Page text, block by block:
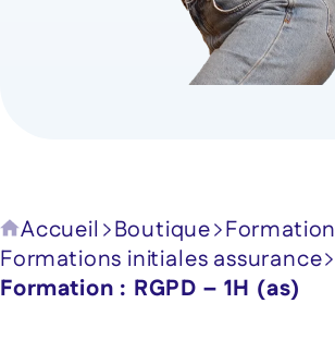
Accueil Boutique
Formations initiales assurance
Formation : RGPD – 1H (as)